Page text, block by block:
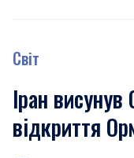
Світ
Іран
відкриття